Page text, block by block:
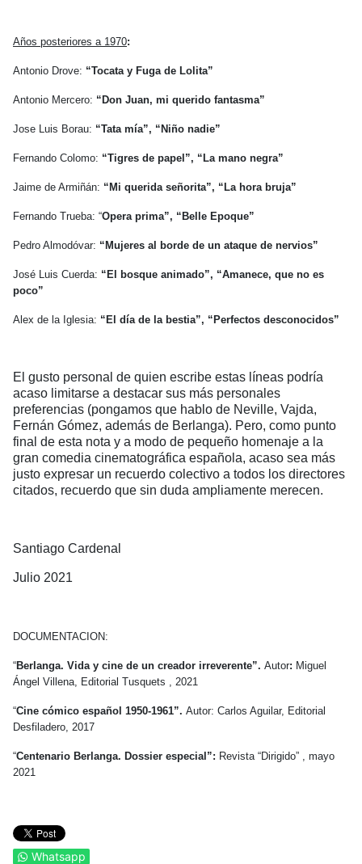
Años posteriores a 1970:
Antonio Drove: “Tocata y Fuga de Lolita”
Antonio Mercero: “Don Juan, mi querido fantasma”
Jose Luis Borau: “Tata mía”, “Niño nadie”
Fernando Colomo: “Tigres de papel”, “La mano negra”
Jaime de Armiñán: “Mi querida señorita”, “La hora bruja”
Fernando Trueba: “Opera prima”, “Belle Epoque”
Pedro Almodóvar: “Mujeres al borde de un ataque de nervios”
José Luis Cuerda: “El bosque animado”, “Amanece, que no es
poco”
Alex de la Iglesia: “El día de la bestia”, “Perfectos desconocidos”
El gusto personal de quien escribe estas líneas podría
acaso limitarse a destacar sus más personales
preferencias (pongamos que hablo de Neville, Vajda,
Fernán Gómez, además de Berlanga). Pero, como punto
final de esta nota y a modo de pequeño homenaje a la
gran comedia cinematográfica española, acaso sea más
justo expresar un recuerdo colectivo a todos los directores
citados, recuerdo que sin duda ampliamente merecen.
Santiago Cardenal
Julio 2021
DOCUMENTACION:
“Berlanga. Vida y cine de un creador irreverente”. Autor: Miguel
Ángel Villena, Editorial Tusquets , 2021
“Cine cómico español 1950-1961”. Autor: Carlos Aguilar, Editorial
Desfiladero, 2017
“Centenario Berlanga. Dossier especial”: Revista “Dirigido” , mayo
2021
Whatsapp